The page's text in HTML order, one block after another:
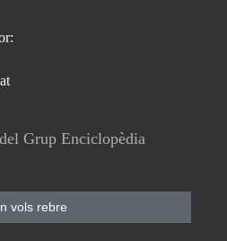
Grup Enciclopèdia
vols rebre